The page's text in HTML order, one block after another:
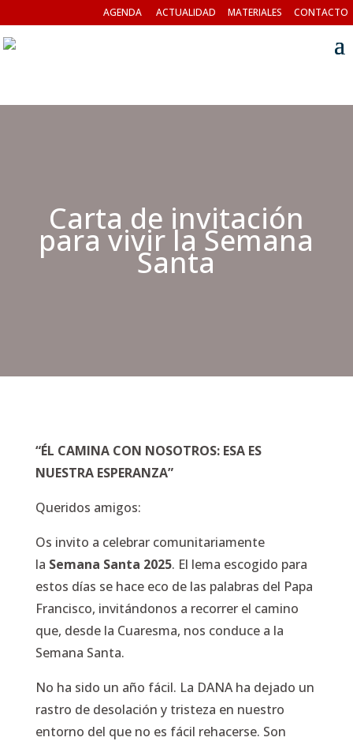
AGENDA ACTUALIDAD MATERIALES CONTACTO
Carta de invitación
para vivir la Semana
Santa
“ÉL CAMINA CON NOSOTROS: ESA ES
NUESTRA ESPERANZA”
Queridos amigos:
Os invito a celebrar comunitariamente
la Semana Santa 2025. El lema escogido para
estos días se hace eco de las palabras del Papa
Francisco, invitándonos a recorrer el camino
que, desde la Cuaresma, nos conduce a la
Semana Santa.
No ha sido un año fácil. La DANA ha dejado un
rastro de desolación y tristeza en nuestro
entorno del que no es fácil rehacerse. Son